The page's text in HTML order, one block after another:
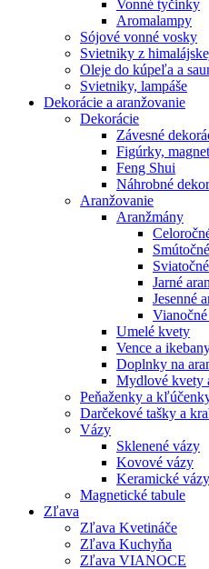
Vonné tyčinky
Aromalampy
Sójové vonné vosky
Svietniky z
Oleje do kúpeľa a
Svietniky, lampáše
Dekorácie a aranžovanie
Dekorácie
Závesné
Figúrky,
Feng Shui
Náhrobné
Aranžovanie
Aranžmány
Jarné
Jesenné
Umelé kvety
Vence a
Doplnky na
Mydlové kvety
Peňaženky a
Darčekové tašky a
Vázy
Sklenené vázy
Kovové vázy
Keramické vázy
Magnetické tabule
Zľava
Zľava Kvetináče
Zľava Kuchyňa
Zľava VIANOCE